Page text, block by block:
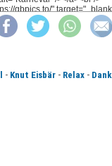
- Knut Eisbär- Relax-